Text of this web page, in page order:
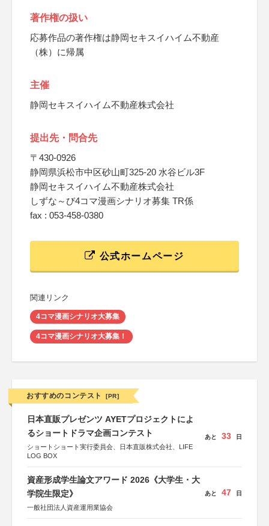
著作権の扱い
応募作品の著作権は静岡セキスイハイム不動産
（株）に帰属
主催
静岡セキスイハイム不動産株式会社
提出先・問合先
〒430-0926
静岡県浜松市中区砂山町325-20 水谷ビル3F
静岡セキスイハイム不動産株式会社
しずな～び4コマ漫画シナリオ募集 TR係
fax : 053-458-0380
公式ホームページ
関連リンク
4コマ漫画シナリオ大募集
4コマ漫画シナリオ大募集！
おすすめのコンテスト [PR]
日本直販プレゼンツ AYETプロジェクトによ
るショートドラマ企画コンテスト
ショートショート実行委員会、日本直販株式会社、LIFE
LOG BOX
あと 33 日
資産形成学生論文アワード 2026《大学生・大
学院生限定》
一般社団法人資産運用業協会
あと 47 日